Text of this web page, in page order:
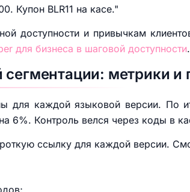
Купон BLR11 на касе."
доступности и привычкам
для бизнеса в шаговой доступности.
сегментации: метрики
для каждой языковой версии. По
6%. Контроль велся через коды в
ссылку для каждой версии.